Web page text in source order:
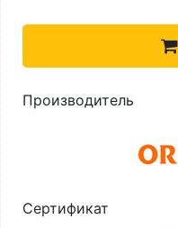
Производитель
Сертификат